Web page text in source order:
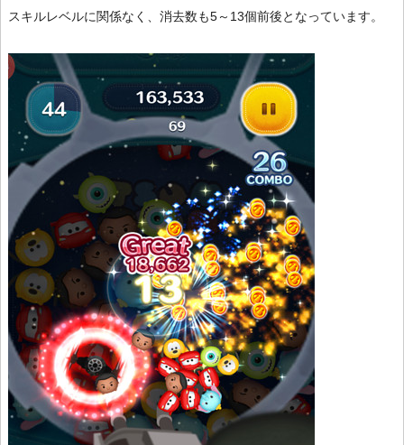
スキルレベルに関係なく、消去数も5～13個前後となっています。